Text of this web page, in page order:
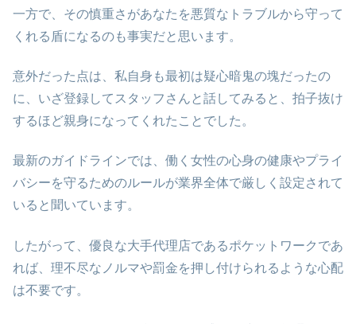
一方で、その慎重さがあなたを悪質なトラブルから守って
くれる盾になるのも事実だと思います。
意外だった点は、私自身も最初は疑心暗鬼の塊だったの
に、いざ登録してスタッフさんと話してみると、拍子抜け
するほど親身になってくれたことでした。
最新のガイドラインでは、働く女性の心身の健康やプライ
バシーを守るためのルールが業界全体で厳しく設定されて
いると聞いています。
したがって、優良な大手代理店であるポケットワークであ
れば、理不尽なノルマや罰金を押し付けられるような心配
は不要です。